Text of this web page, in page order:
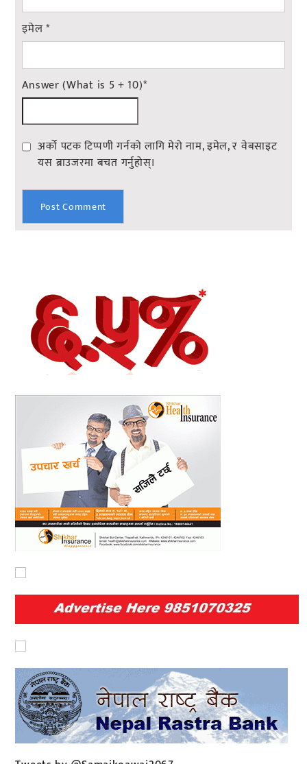
इमेल*
Answer (What is 5 + 10)*
अर्को पटक टिप्पणी गर्नको लागि मेरो नाम, इमेल, र वेबसाइट
यस ब्राउजरमा बचत गर्नुहोस्।